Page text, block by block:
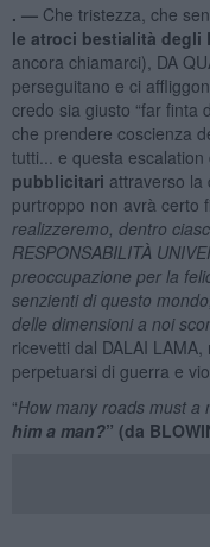
. — Che tristezza, che
le atroci bestialità degli
ancora chiamarci), DA
perseguitano e ci
credo sia giusto “far finta
che prendere coscienza
tutti... e questa escalation
pubblicitari attraverso la
purtroppo non avrà certo
realizzeremo, dentro
RESPONSABILITÀ
preoccupazione per la
senzienti di questo
delle dimensioni a noi
ricevetti dal DALAI
perpetuarsi di guerra e
“How many roads must a
him a man?” (da